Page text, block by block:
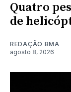
Quatro
de
REDAÇÃO BMA
agosto 8, 2026